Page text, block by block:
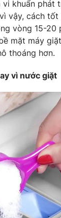
báo VTV
báo in và báo
Thủy
Nguyễn Thị Mỹ
355 931 -
VTV:024.66 897
024-7300.7108
vi khuẩn phát
vậy, cách
vòng 15-20
mặt máy
thoáng hơn.
vì nước giặt